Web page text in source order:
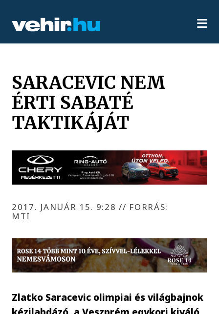
SARACEVIC NEM
ÉRTI SABATÉ
TAKTIKÁJÁT
2017. JANUÁR 15. 9:28// FORRÁS:
MTI
Zlatko Saracevic olimpiai és világbajnok